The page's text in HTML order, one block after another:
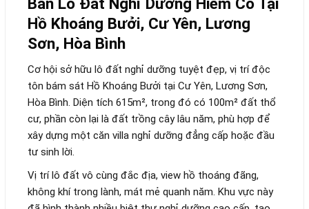
Hồ Khoáng Bưởi, Cư Yên, Lương
Sơn, Hòa Bình
Cơ hội sở hữu lô đất nghỉ dưỡng tuyệt đẹp, vị trí độc
tôn bám sát Hồ Khoáng Bưởi tại Cư Yên, Lương Sơn,
Hòa Bình. Diện tích 615m², trong đó có 100m² đất thổ
cư, phần còn lại là đất trồng cây lâu năm, phù hợp để
xây dựng một căn villa nghỉ dưỡng đẳng cấp hoặc đầu
tư sinh lời.
Vị trí lô đất vô cùng đắc địa, view hồ thoáng đãng,
không khí trong lành, mát mẻ quanh năm. Khu vực này